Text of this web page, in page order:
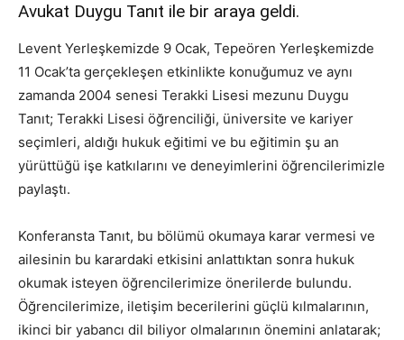
Avukat Duygu Tanıt ile bir araya geldi.
Levent Yerleşkemizde 9 Ocak, Tepeören Yerleşkemizde
11 Ocak’ta gerçekleşen etkinlikte konuğumuz ve aynı
zamanda 2004 senesi Terakki Lisesi mezunu Duygu
Tanıt; Terakki Lisesi öğrenciliği, üniversite ve kariyer
seçimleri, aldığı hukuk eğitimi ve bu eğitimin şu an
yürüttüğü işe katkılarını ve deneyimlerini öğrencilerimizle
paylaştı.
Konferansta Tanıt, bu bölümü okumaya karar vermesi ve
ailesinin bu karardaki etkisini anlattıktan sonra hukuk
okumak isteyen öğrencilerimize önerilerde bulundu.
Öğrencilerimize, iletişim becerilerini güçlü kılmalarının,
ikinci bir yabancı dil biliyor olmalarının önemini anlatarak;